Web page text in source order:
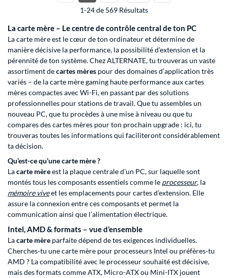
1-24 de 569 Résultats
La carte mère – Le centre de contrôle central de ton PC
La carte mère est le cœur de ton ordinateur et détermine de
manière décisive la performance, la possibilité d’extension et la
pérennité de ton système. Chez ALTERNATE, tu trouveras un vaste
assortiment decartes mères pour des domaines d’application très
variés – de la carte mère gaming haute performance aux cartes
mères compactes avec Wi-Fi, en passant par des solutions
professionnelles pour stations de travail. Que tu assembles un
nouveau PC, que tu procèdes à une mise à niveau ou que tu
compares des cartes mères pour ton prochain upgrade : ici, tu
trouveras toutes les informations qui faciliteront considérablement
ta décision.
Qu’est-ce qu’une carte mère ?
Lacarte mèreest la plaque centrale d’un PC, sur laquelle sont
montés tous les composants essentiels comme le processeur, la
mémoire viveet les emplacements pour cartes d’extension. Elle
assure la connexion entre ces composants et permet la
communication ainsi que l’alimentation électrique.
Intel, AMD & formats – vue d’ensemble
Lacarte mère parfaite dépend de tes exigences individuelles.
Cherches-tu une carte mère pour processeurs Intel ou préfères-tu
AMD ? La compatibilité avec le processeur souhaité est décisive,
mais des formats comme ATX, Micro-ATX ou Mini-ITX jouent